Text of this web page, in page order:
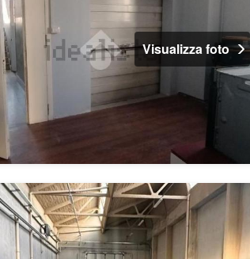
Visualizza foto